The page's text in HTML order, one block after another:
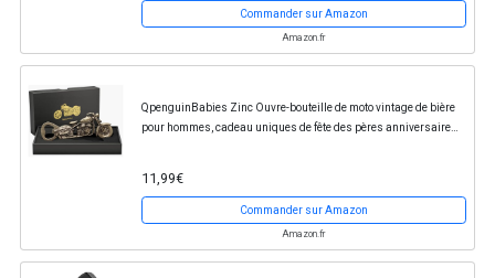
Commander sur Amazon
Amazon.fr
QpenguinBabies Zinc Ouvre-bouteille de moto vintage de bière
pour hommes, cadeau uniques de fête des pères anniversaire
11,99€
Commander sur Amazon
Amazon.fr